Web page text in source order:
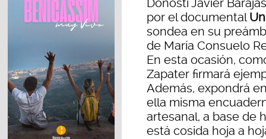
Donosti Javier
por el documental
sondea en su
de María Consuelo
En esta ocasión,
Zapater firmará
Además, expondrá
ella misma
artesanal, a base de
está cosida hoja a